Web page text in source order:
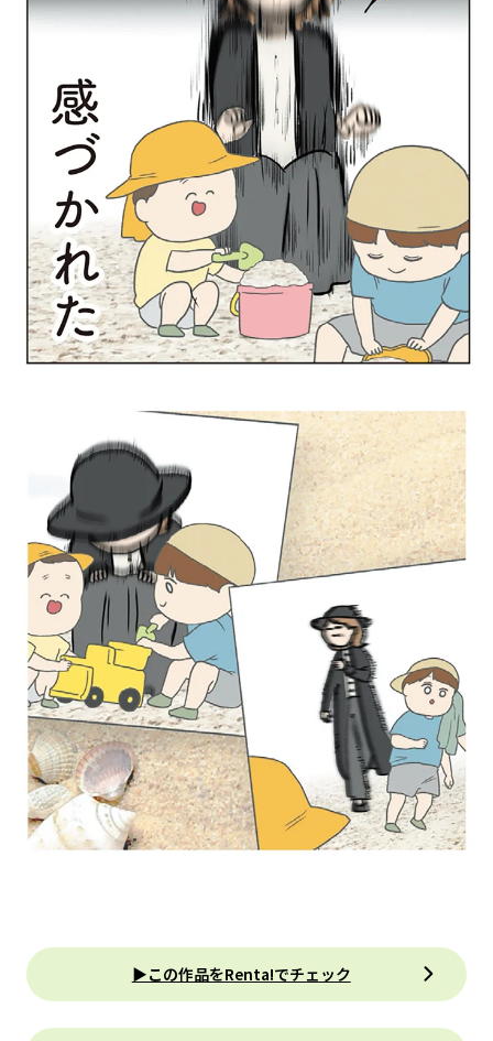
▶この作品をRenta!でチェック